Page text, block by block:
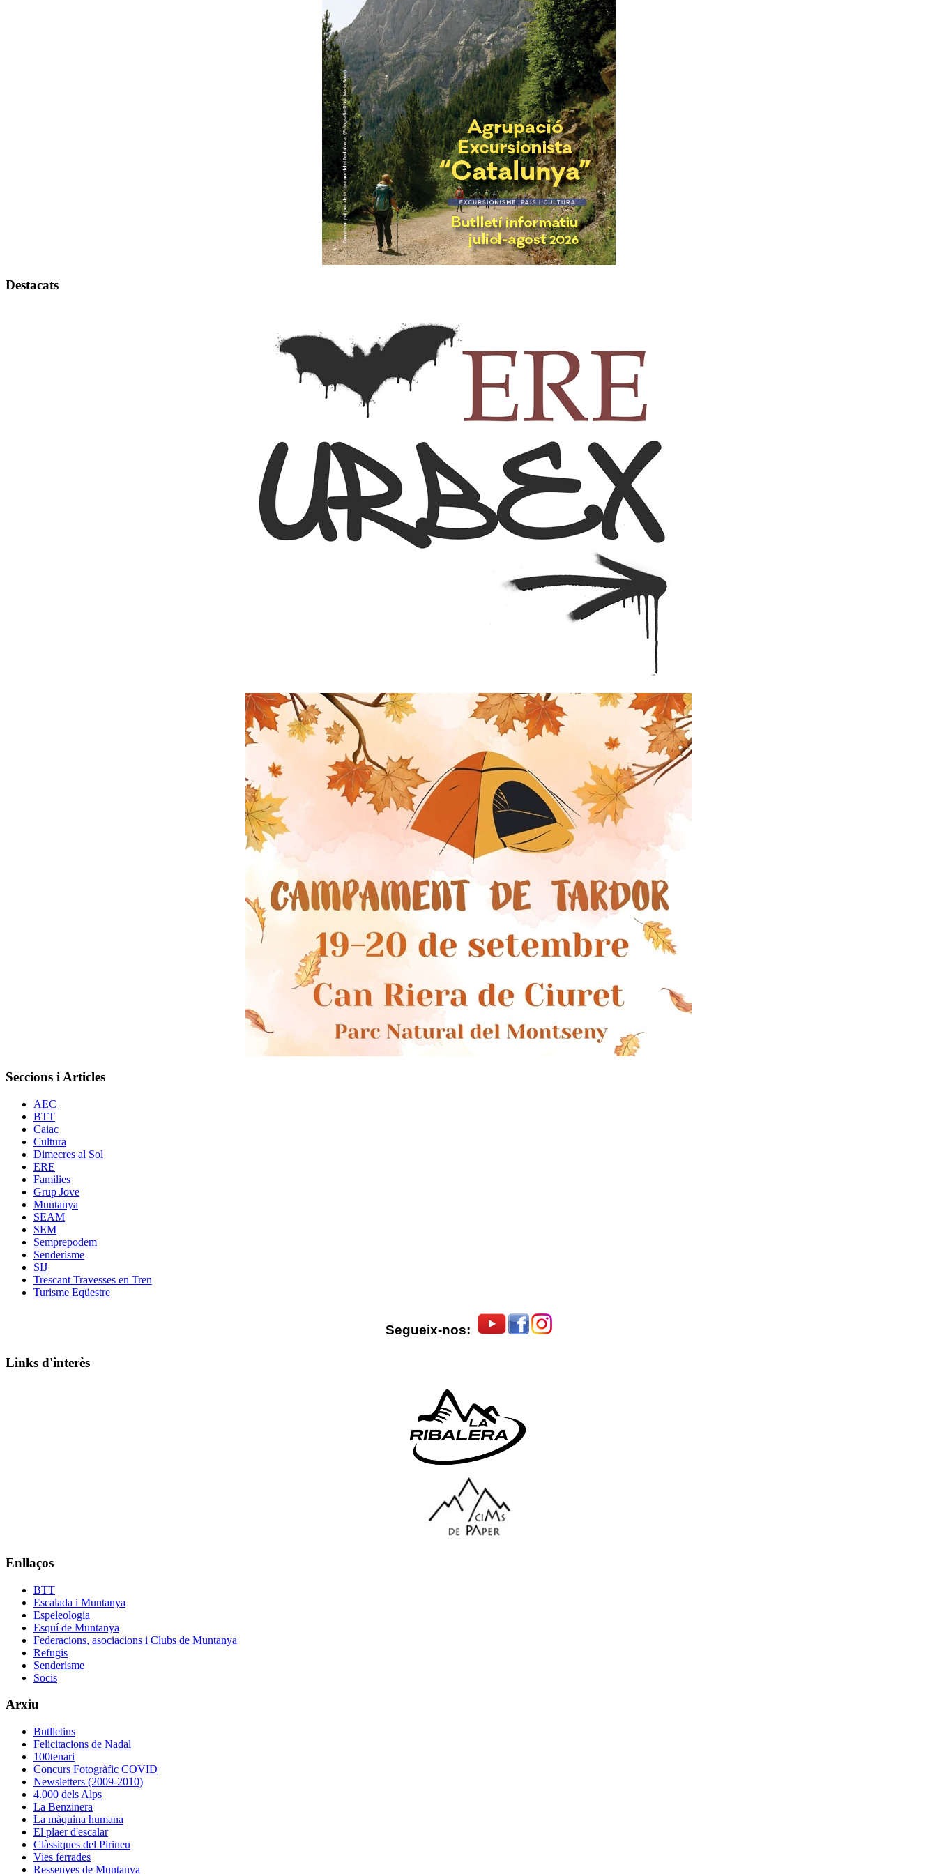
Destacats
Seccions i Articles
AEC
BTT
Caiac
Cultura
Dimecres al Sol
ERE
Families
Grup Jove
Muntanya
SEAM
SEM
Semprepodem
Senderisme
SIJ
Trescant Travesses en Tren
Turisme Eqüestre
Segueix-nos:
Links d'interès
Enllaços
BTT
Escalada i Muntanya
Espeleologia
Esquí de Muntanya
Federacions, asociacions i Clubs de Muntanya
Refugis
Senderisme
Socis
Arxiu
Butlletins
Felicitacions de Nadal
100tenari
Concurs Fotogràfic COVID
Newsletters (2009-2010)
4.000 dels Alps
La Benzinera
La màquina humana
El plaer d'escalar
Clàssiques del Pirineu
Vies ferrades
Ressenyes de Muntanya